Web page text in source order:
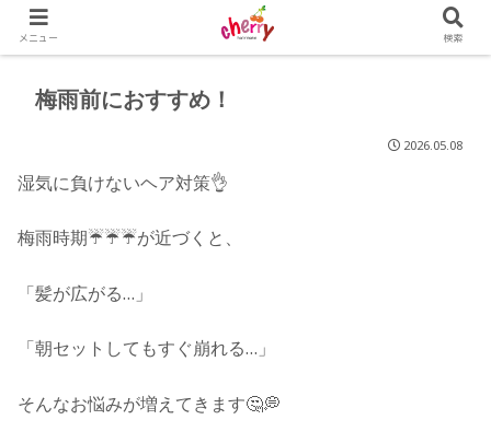
梅雨前におすすめ！
2026.05.08
湿気に負けないヘア対策👌
梅雨時期☔️☔️☔️が近づくと、
「髪が広がる…」
「朝セットしてもすぐ崩れる…」
そんなお悩みが増えてきます🤔💭
メニュー 検索